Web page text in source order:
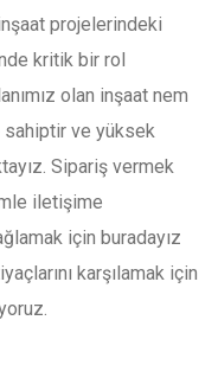
projelerindeki
kritik bir rol
olan inşaat nem
ve yüksek
Sipariş vermek
iletişime
için buradayız
karşılamak için